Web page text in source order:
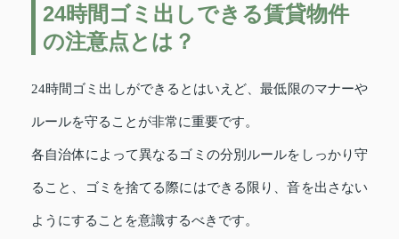
24時間ゴミ出しできる賃貸物件
の注意点とは？
24時間ゴミ出しができるとはいえど、最低限のマナーや
ルールを守ることが非常に重要です。
各自治体によって異なるゴミの分別ルールをしっかり守
ること、ゴミを捨てる際にはできる限り、音を出さない
ようにすることを意識するべきです。